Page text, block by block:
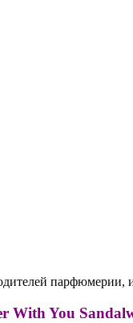
парфюмерии,
With You